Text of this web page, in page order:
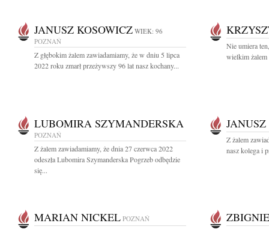
JANUSZ KOSOWICZ WIEK: 96
POZNAŃ
Z głębokim żalem zawiadamiamy, że w dniu 5 lipca
2022 roku zmarł przeżywszy 96 lat nasz kochany...
Nie umiera
wielkim żalem
LUBOMIRA SZYMANDERSKA
POZNAŃ
Z żalem zawiadamiamy, że dnia 27 czerwca 2022
odeszła Lubomira Szymanderska Pogrzeb odbędzie
się...
Z żalem
nasz kolega i
MARIAN NICKEL POZNAŃ